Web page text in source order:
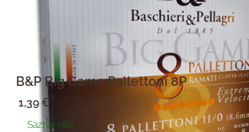
B&P Big Game Pallettoni 8P
1,39€
Saznaj više